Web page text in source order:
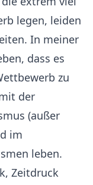
legen, leiden
In meiner
dass es
zu
der
(außer
im
leben.
Zeitdruck